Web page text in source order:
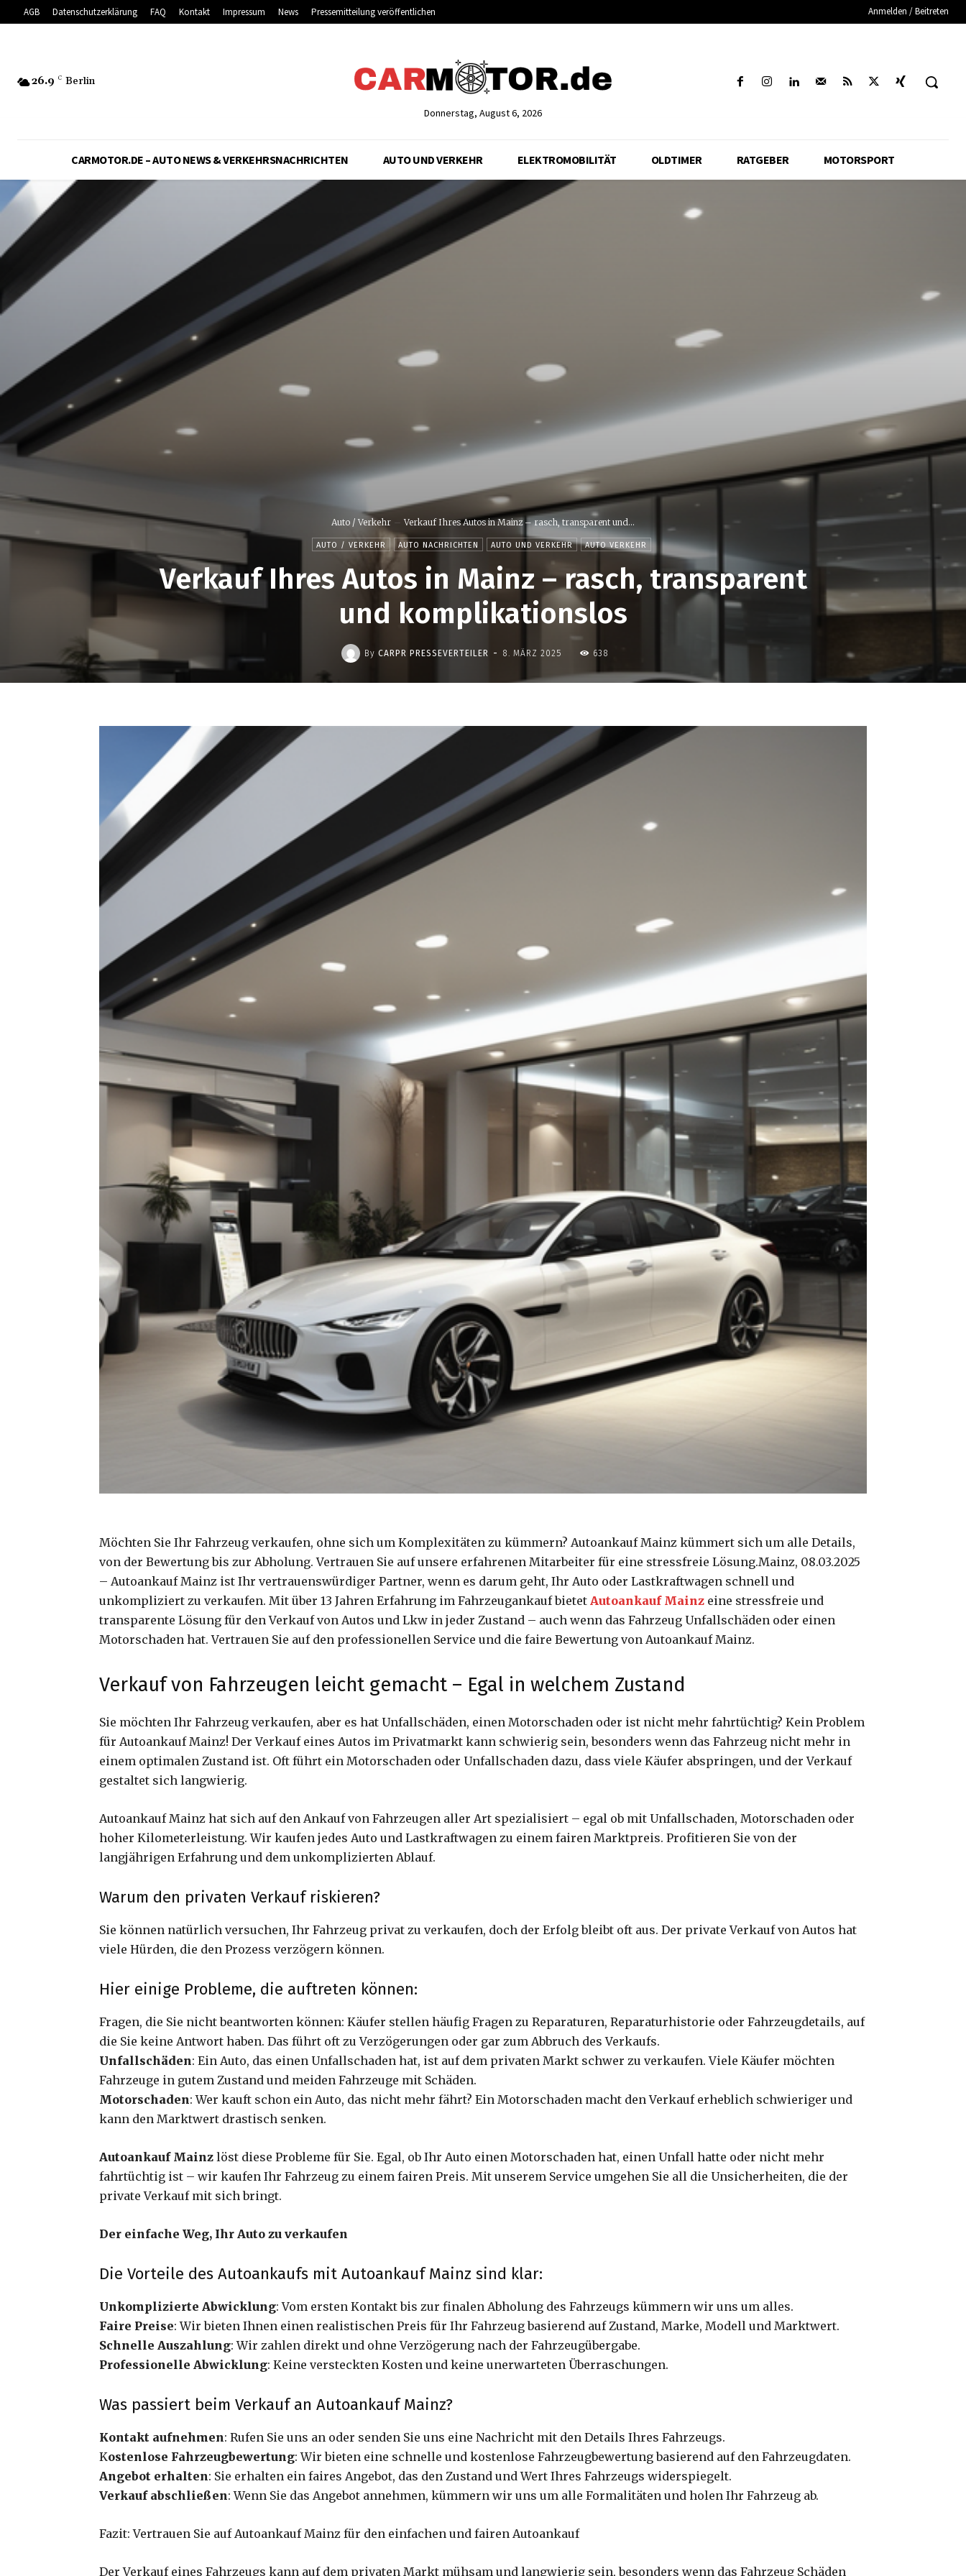
AGB Datenschutzerklärung FAQ Kontakt Impressum News Pressemitteilung veröffentlichen Anmelden / Beitreten
26.9 C Berlin
Donnerstag, August 6, 2026
CARMOTOR.DE – AUTO NEWS & VERKEHRSNACHRICHTEN AUTO UND VERKEHR ELEKTROMOBILITÄT OLDTIMER RATGEBER MOTORSPORT
Auto / Verkehr Verkauf Ihres Autos in Mainz – rasch, transparent und...
AUTO / VERKEHR AUTO NACHRICHTEN AUTO UND VERKEHR AUTO VERKEHR
Verkauf Ihres Autos in Mainz – rasch, transparent
und komplikationslos
By CARPR PRESSEVERTEILER - 8. MÄRZ 2025 638
Möchten Sie Ihr Fahrzeug verkaufen, ohne sich um Komplexitäten zu kümmern? Autoankauf Mainz kümmert sich um alle Details,
von der Bewertung bis zur Abholung. Vertrauen Sie auf unsere erfahrenen Mitarbeiter für eine stressfreie Lösung.Mainz, 08.03.2025
– Autoankauf Mainz ist Ihr vertrauenswürdiger Partner, wenn es darum geht, Ihr Auto oder Lastkraftwagen schnell und
unkompliziert zu verkaufen. Mit über 13 Jahren Erfahrung im Fahrzeugankauf bietet Autoankauf Mainz eine stressfreie und
transparente Lösung für den Verkauf von Autos und Lkw in jeder Zustand – auch wenn das Fahrzeug Unfallschäden oder einen
Motorschaden hat. Vertrauen Sie auf den professionellen Service und die faire Bewertung von Autoankauf Mainz.
Verkauf von Fahrzeugen leicht gemacht – Egal in welchem Zustand
Sie möchten Ihr Fahrzeug verkaufen, aber es hat Unfallschäden, einen Motorschaden oder ist nicht mehr fahrtüchtig? Kein Problem
für Autoankauf Mainz! Der Verkauf eines Autos im Privatmarkt kann schwierig sein, besonders wenn das Fahrzeug nicht mehr in
einem optimalen Zustand ist. Oft führt ein Motorschaden oder Unfallschaden dazu, dass viele Käufer abspringen, und der Verkauf
gestaltet sich langwierig.
Autoankauf Mainz hat sich auf den Ankauf von Fahrzeugen aller Art spezialisiert – egal ob mit Unfallschaden, Motorschaden oder
hoher Kilometerleistung. Wir kaufen jedes Auto und Lastkraftwagen zu einem fairen Marktpreis. Profitieren Sie von der
langjährigen Erfahrung und dem unkomplizierten Ablauf.
Warum den privaten Verkauf riskieren?
Sie können natürlich versuchen, Ihr Fahrzeug privat zu verkaufen, doch der Erfolg bleibt oft aus. Der private Verkauf von Autos hat
viele Hürden, die den Prozess verzögern können.
Hier einige Probleme, die auftreten können:
Fragen, die Sie nicht beantworten können: Käufer stellen häufig Fragen zu Reparaturen, Reparaturhistorie oder Fahrzeugdetails, auf
die Sie keine Antwort haben. Das führt oft zu Verzögerungen oder gar zum Abbruch des Verkaufs.
Unfallschäden: Ein Auto, das einen Unfallschaden hat, ist auf dem privaten Markt schwer zu verkaufen. Viele Käufer möchten
Fahrzeuge in gutem Zustand und meiden Fahrzeuge mit Schäden.
Motorschaden: Wer kauft schon ein Auto, das nicht mehr fährt? Ein Motorschaden macht den Verkauf erheblich schwieriger und
kann den Marktwert drastisch senken.
Autoankauf Mainz löst diese Probleme für Sie. Egal, ob Ihr Auto einen Motorschaden hat, einen Unfall hatte oder nicht mehr
fahrtüchtig ist – wir kaufen Ihr Fahrzeug zu einem fairen Preis. Mit unserem Service umgehen Sie all die Unsicherheiten, die der
private Verkauf mit sich bringt.
Der einfache Weg, Ihr Auto zu verkaufen
Die Vorteile des Autoankaufs mit Autoankauf Mainz sind klar:
Unkomplizierte Abwicklung: Vom ersten Kontakt bis zur finalen Abholung des Fahrzeugs kümmern wir uns um alles.
Faire Preise: Wir bieten Ihnen einen realistischen Preis für Ihr Fahrzeug basierend auf Zustand, Marke, Modell und Marktwert.
Schnelle Auszahlung: Wir zahlen direkt und ohne Verzögerung nach der Fahrzeugübergabe.
Professionelle Abwicklung: Keine versteckten Kosten und keine unerwarteten Überraschungen.
Was passiert beim Verkauf an Autoankauf Mainz?
Kontakt aufnehmen: Rufen Sie uns an oder senden Sie uns eine Nachricht mit den Details Ihres Fahrzeugs.
Kostenlose Fahrzeugbewertung: Wir bieten eine schnelle und kostenlose Fahrzeugbewertung basierend auf den Fahrzeugdaten.
Angebot erhalten: Sie erhalten ein faires Angebot, das den Zustand und Wert Ihres Fahrzeugs widerspiegelt.
Verkauf abschließen: Wenn Sie das Angebot annehmen, kümmern wir uns um alle Formalitäten und holen Ihr Fahrzeug ab.
Fazit: Vertrauen Sie auf Autoankauf Mainz für den einfachen und fairen Autoankauf
Der Verkauf eines Fahrzeugs kann auf dem privaten Markt mühsam und langwierig sein, besonders wenn das Fahrzeug Schäden